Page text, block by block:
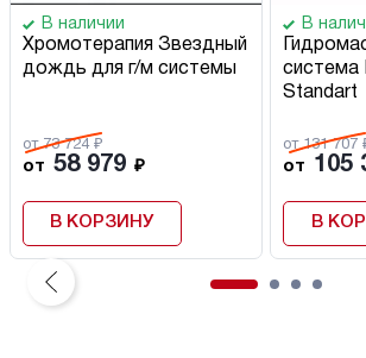
В наличии
Хромотерапия Звездный
дождь для г/м системы
от 73 724 ₽
от 58 979 ₽
В КОРЗИНУ
В
система
Standart
от 131 707
от 105
В